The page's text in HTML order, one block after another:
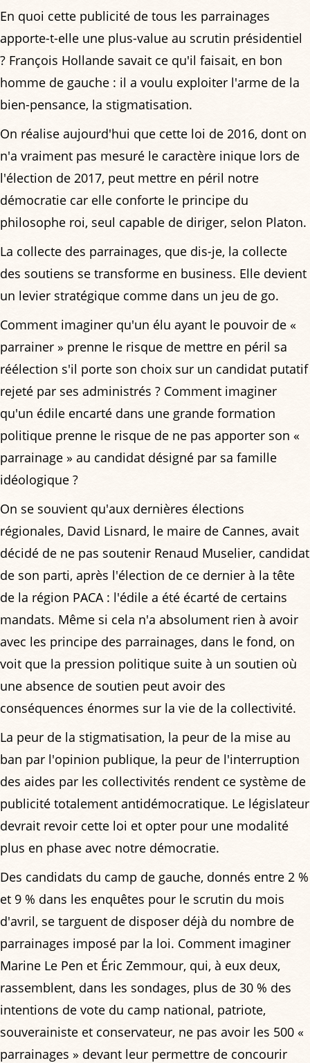
En quoi cette publicité de tous les parrainages
apporte-t-elle une plus-value au scrutin présidentiel
? François Hollande savait ce qu'il faisait, en bon
homme de gauche : il a voulu exploiter l'arme de la
bien-pensance, la stigmatisation.
On réalise aujourd'hui que cette loi de 2016, dont on
n'a vraiment pas mesuré le caractère inique lors de
l'élection de 2017, peut mettre en péril notre
démocratie car elle conforte le principe du
philosophe roi, seul capable de diriger, selon Platon.
La collecte des parrainages, que dis-je, la collecte
des soutiens se transforme en business. Elle devient
un levier stratégique comme dans un jeu de go.
Comment imaginer qu'un élu ayant le pouvoir de «
parrainer » prenne le risque de mettre en péril sa
réélection s'il porte son choix sur un candidat putatif
rejeté par ses administrés ? Comment imaginer
qu'un édile encarté dans une grande formation
politique prenne le risque de ne pas apporter son «
parrainage » au candidat désigné par sa famille
idéologique ?
On se souvient qu'aux dernières élections
régionales, David Lisnard, le maire de Cannes, avait
décidé de ne pas soutenir Renaud Muselier, candidat
de son parti, après l'élection de ce dernier à la tête
de la région PACA : l'édile a été écarté de certains
mandats. Même si cela n'a absolument rien à avoir
avec les principe des parrainages, dans le fond, on
voit que la pression politique suite à un soutien où
une absence de soutien peut avoir des
conséquences énormes sur la vie de la collectivité.
La peur de la stigmatisation, la peur de la mise au
ban par l'opinion publique, la peur de l'interruption
des aides par les collectivités rendent ce système de
publicité totalement antidémocratique. Le législateur
devrait revoir cette loi et opter pour une modalité
plus en phase avec notre démocratie.
Des candidats du camp de gauche, donnés entre 2 %
et 9 % dans les enquêtes pour le scrutin du mois
d'avril, se targuent de disposer déjà du nombre de
parrainages imposé par la loi. Comment imaginer
Marine Le Pen et Éric Zemmour, qui, à eux deux,
rassemblent, dans les sondages, plus de 30 % des
intentions de vote du camp national, patriote,
souverainiste et conservateur, ne pas avoir les 500 «
parrainages » devant leur permettre de concourir